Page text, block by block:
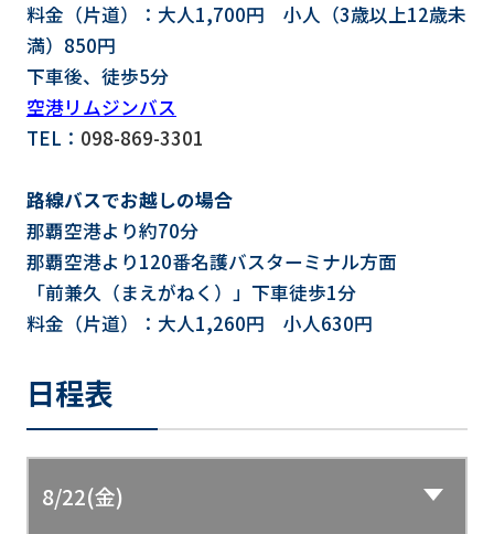
料金（片道）：大人1,700円 小人（3歳以上12歳未
満）850円
下車後、徒歩5分
空港リムジンバス
TEL： 098-869-3301
路線バスでお越しの場合
那覇空港より約70分
那覇空港より120番名護バスターミナル方面
「前兼久（まえがねく）」下車徒歩1分
料金（片道）：大人1,260円 小人630円
日程表
8/22(金)